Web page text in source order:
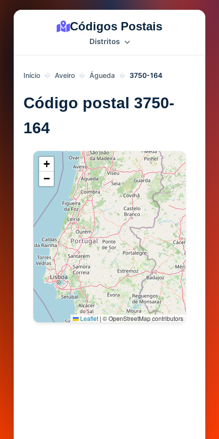
Códigos Postais
Distritos
Início Aveiro Águeda 3750-164
Código postal 3750-
164
+
−
Leaflet | © OpenStreetMap contributors